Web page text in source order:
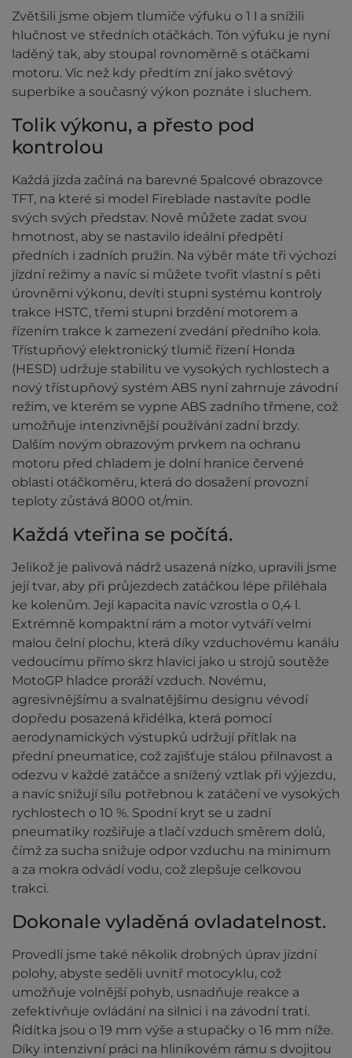
Zvětšili jsme objem tlumiče výfuku o 1 l a snížili
hlučnost ve středních otáčkách. Tón výfuku je nyní
laděný tak, aby stoupal rovnoměrně s otáčkami
motoru. Víc než kdy předtím zní jako světový
superbike a současný výkon poznáte i sluchem.
Tolik výkonu, a přesto pod
kontrolou
Každá jízda začíná na barevné 5palcové obrazovce
TFT, na které si model Fireblade nastavíte podle
svých svých představ. Nově můžete zadat svou
hmotnost, aby se nastavilo ideální předpětí
předních i zadních pružin. Na výběr máte tři výchozí
jízdní režimy a navíc si můžete tvořit vlastní s pěti
úrovněmi výkonu, devíti stupni systému kontroly
trakce HSTC, třemi stupni brzdění motorem a
řízením trakce k zamezení zvedání předního kola.
Třístupňový elektronický tlumič řízení Honda
(HESD) udržuje stabilitu ve vysokých rychlostech a
nový třístupňový systém ABS nyní zahrnuje závodní
režim, ve kterém se vypne ABS zadního třmene, což
umožňuje intenzivnější používání zadní brzdy.
Dalším novým obrazovým prvkem na ochranu
motoru před chladem je dolní hranice červené
oblasti otáčkoměru, která do dosažení provozní
teploty zůstává 8000 ot/min.
Každá vteřina se počítá.
Jelikož je palivová nádrž usazená nízko, upravili jsme
její tvar, aby při průjezdech zatáčkou lépe přiléhala
ke kolenům. Její kapacita navíc vzrostla o 0,4 l.
Extrémně kompaktní rám a motor vytváří velmi
malou čelní plochu, která díky vzduchovému kanálu
vedoucímu přímo skrz hlavici jako u strojů soutěže
MotoGP hladce proráží vzduch. Novému,
agresivnějšímu a svalnatějšímu designu vévodí
dopředu posazená křidélka, která pomocí
aerodynamických výstupků udržují přítlak na
přední pneumatice, což zajišťuje stálou přilnavost a
odezvu v každé zatáčce a snížený vztlak při výjezdu,
a navíc snižují sílu potřebnou k zatáčení ve vysokých
rychlostech o 10 %. Spodní kryt se u zadní
pneumatiky rozšiřuje a tlačí vzduch směrem dolů,
čímž za sucha snižuje odpor vzduchu na minimum
a za mokra odvádí vodu, což zlepšuje celkovou
trakci.
Dokonale vyladěná ovladatelnost.
Provedli jsme také několik drobných úprav jízdní
polohy, abyste seděli uvnitř motocyklu, což
umožňuje volnější pohyb, usnadňuje reakce a
zefektivňuje ovládání na silnici i na závodní trati.
Řídítka jsou o 19 mm výše a stupačky o 16 mm níže.
Díky intenzivní práci na hliníkovém rámu s dvojitou